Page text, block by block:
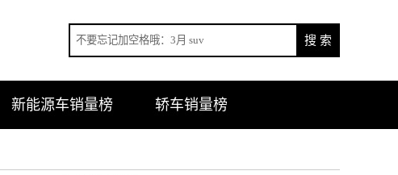
新能源车销量榜 轿车销量榜